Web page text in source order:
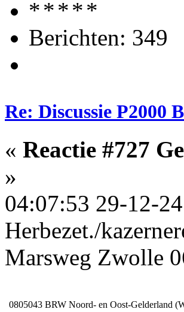
Berichten: 349
Re: Discussie P2000
« Reactie #727
»
04:07:53 29-12-
Herbezet./
Marsweg Zwolle
0805043 BRW Noord- en Oost-Gelderland